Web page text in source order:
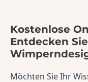
Kostenlose
Entdecken